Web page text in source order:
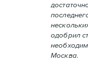
одобрил
Москва.